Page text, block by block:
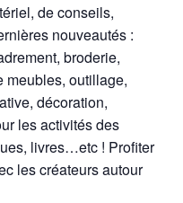
de conseils,
nouveautés :
broderie,
meubles, outillage,
décoration,
les activités des
livres…etc ! Profiter
les créateurs autour